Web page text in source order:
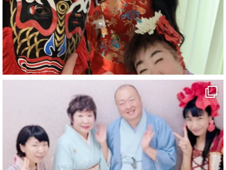
#出張マジック
#マジシャン派遣
#イリュージョン
#和歌山県
#白浜町
#変面ショー
#イベント
#宴会
1 10
マジシャン派遣 パッションプリンセス【公式】
@comedy_illusion 7 8月